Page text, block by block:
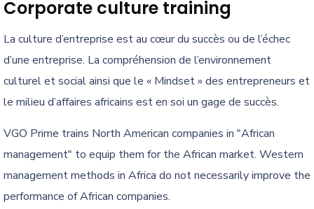
Corporate culture training
La culture d’entreprise est au cœur du succès ou de l’échec
d’une entreprise. La compréhension de l’environnement
culturel et social ainsi que le « Mindset » des entrepreneurs et
le milieu d’affaires africains est en soi un gage de succès.
VGO Prime trains North American companies in "African
management" to equip them for the African market. Western
management methods in Africa do not necessarily improve the
performance of African companies.